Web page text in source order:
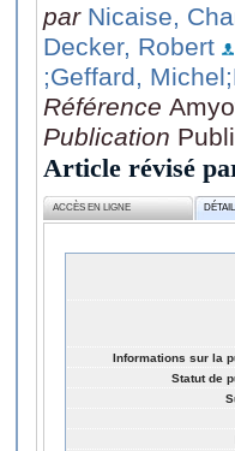
par Nicaise,
Decker, Robert
;Geffard, Michel
Référence
Publication
Article révisé
ACCÈS EN LIGNE
Informations sur la
Statut de